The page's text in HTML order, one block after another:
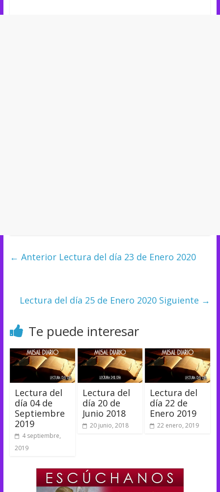
← AnteriorLectura del día 23 de Enero 2020
Lectura del día 25 de Enero 2020 Siguiente →
Te puede interesar
Lectura del
día 04 de
Septiembre
2019
4 septiembre,
2019
Lectura del
día 20 de
Junio 2018
20 junio, 2018
Lectura del
día 22 de
Enero 2019
22 enero, 2019